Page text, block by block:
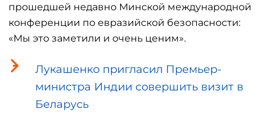
прошедшей недавно Минской международной
конференции по евразийской безопасности:
«Мы это заметили и очень ценим».
Лукашенко пригласил Премьер-
министра Индии совершить визит в
Беларусь